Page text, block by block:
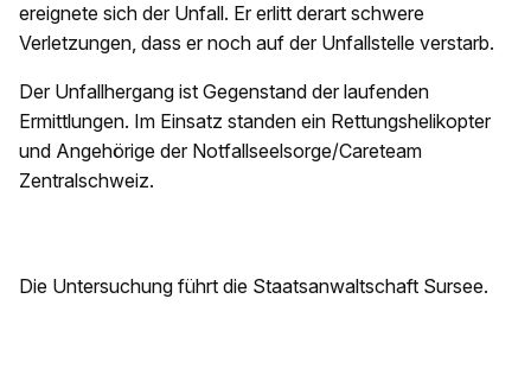
ereignete sich der Unfall. Er erlitt derart schwere
Verletzungen, dass er noch auf der Unfallstelle verstarb.
Der Unfallhergang ist Gegenstand der laufenden
Ermittlungen. Im Einsatz standen ein Rettungshelikopter
und Angehörige der Notfallseelsorge/Careteam
Zentralschweiz.
Die Untersuchung führt die Staatsanwaltschaft Sursee.